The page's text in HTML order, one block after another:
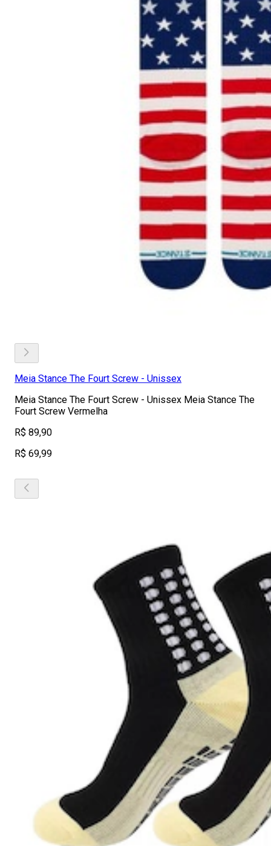
Meia Stance The Fourt Screw - Unissex
Meia Stance The Fourt Screw - Unissex Meia Stance The
Fourt Screw Vermelha
R$ 89,90
R$ 69,99